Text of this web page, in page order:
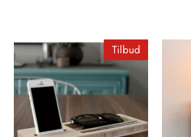
Tilbud